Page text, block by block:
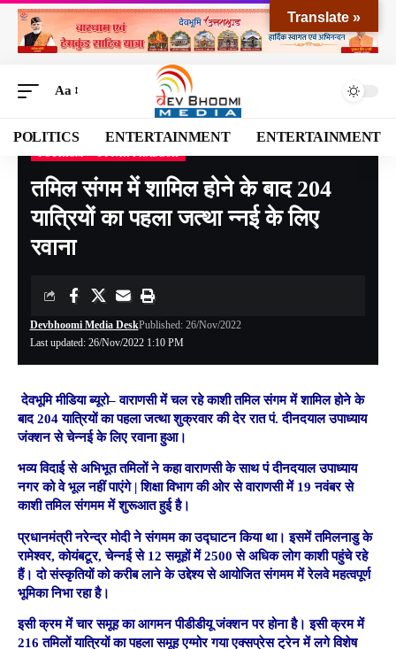
Aa
POLITICS ENTERTAINMENT ENTERTAINMENT
Devbhoomi Media>Blog>NATIONAL >Uttar Pradesh>तमिल संगम में शामिल होने के बाद 204 यात्रियों का पहला जत्था न्नई के लिए रवाना
तमिल संगम में शामिल होने के बाद 204
यात्रियों का पहला जत्था न्नई के लिए
रवाना
Last updated: 26/Nov/2022 1:10 PM
Devbhoomi Media DeskPublished: 26/Nov/2022
देवभूमि मीडिया ब्यूरो–वाराणसी में चल रहे काशी तमिल संगम में शामिल होने के
बाद 204 यात्रियों का पहला जत्था शुक्रवार की देर रात पं. दीनदयाल उपाध्याय
जंक्शन से चेन्नई के लिए रवाना हुआ।
भव्य विदाई से अभिभूत तमिलों ने कहा वाराणसी के साथ पं दीनदयाल उपाध्याय
नगर को वे भूल नहीं पाएंगे | शिक्षा विभाग की ओर से वाराणसी में 19 नवंबर से
काशी तमिल संगमम में शुरूआत हुई है।
प्रधानमंत्री नरेन्द्र मोदी ने संगमम का उद्घाटन किया था। इसमें तमिलनाडु के
रामेश्वर, कोयंबटूर, चेन्नई से 12 समूहों में 2500 से अधिक लोग काशी पहुंचे रहे
हैं। दो संस्कृतियों को करीब लाने के उद्देश्य से आयोजित संगमम में रेलवे महत्वपूर्ण
भूमिका निभा रहा है।
इसी क्रम में चार समूह का आगमन पीडीडीयू जंक्शन पर होना है। इसी क्रम में
216 तमिलों यात्रियों का पहला समूह एग्मोर गया एक्सप्रेस ट्रेन में लगे विशेष
Translate »